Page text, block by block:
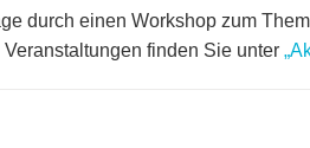
durch einen Workshop zum
Veranstaltungen finden Sie unter